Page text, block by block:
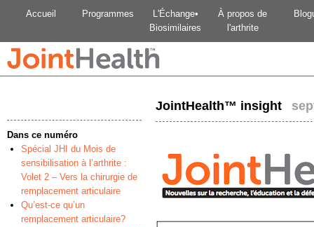
Accueil Programmes
L'Échange•
Biosimilaires
À propos de
l'arthrite
Dans ce numéro
Spécial JHI du Mois de
sensibilisation à l’arthrite :
Volet 2 – Vers la chirurgie de
remplacement articulaire
Qu’est-ce qu’un
remplacement articulaire?
JointHealth™ insight